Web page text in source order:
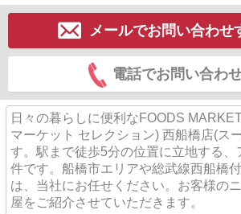
メールでお問い合わせ
電話でお問い合わ
日々の暮らしに便利なFOODS
マーケット セレクション) 西船橋店(ス
す。駅まで徒歩5分の位置に立地する、
件です。船橋市エリアや総武線西船橋
は、当社にお任せください。お客様の
屋をご紹介させていただきます。